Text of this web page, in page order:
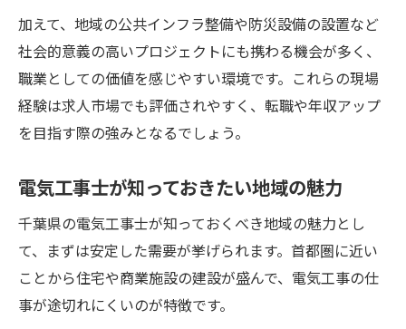
加えて、地域の公共インフラ整備や防災設備の設置など
社会的意義の高いプロジェクトにも携わる機会が多く、
職業としての価値を感じやすい環境です。これらの現場
経験は求人市場でも評価されやすく、転職や年収アップ
を目指す際の強みとなるでしょう。
電気工事士が知っておきたい地域の魅力
千葉県の電気工事士が知っておくべき地域の魅力とし
て、まずは安定した需要が挙げられます。首都圏に近い
ことから住宅や商業施設の建設が盛んで、電気工事の仕
事が途切れにくいのが特徴です。